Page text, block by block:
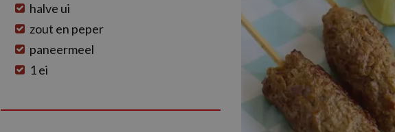
halve ui
zout en peper
paneermeel
1 ei